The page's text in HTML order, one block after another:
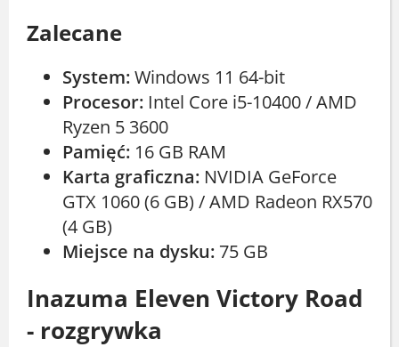
Zalecane
System:Windows 11 64-bit
Procesor: Intel Core i5-10400 / AMD
Ryzen 5 3600
Pamięć: 16 GB RAM
Karta graficzna: NVIDIA GeForce
GTX 1060 (6 GB) / AMD Radeon RX570
(4 GB)
Miejsce na dysku: 75 GB
Inazuma Eleven Victory Road
- rozgrywka